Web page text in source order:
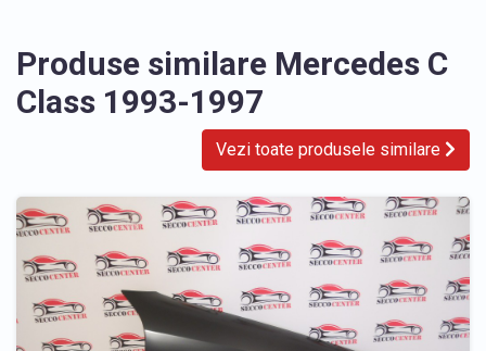
Produse similare Mercedes C
Class 1993-1997
Vezi toate produsele similare